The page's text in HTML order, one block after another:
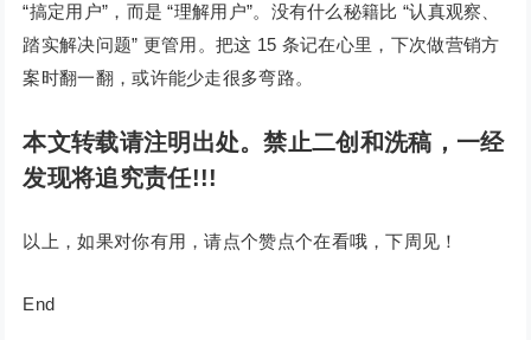
“搞定用户”，而是 “理解用户”。没有什么秘籍比 “认真观察、
踏实解决问题” 更管用。把这 15 条记在心里，下次做营销方
案时翻一翻，或许能少走很多弯路。
本文转载请注明出处。禁止二创和洗稿，一经
发现将追究责任!!!
以上，如果对你有用，请点个赞点个在看哦，下周见！
End